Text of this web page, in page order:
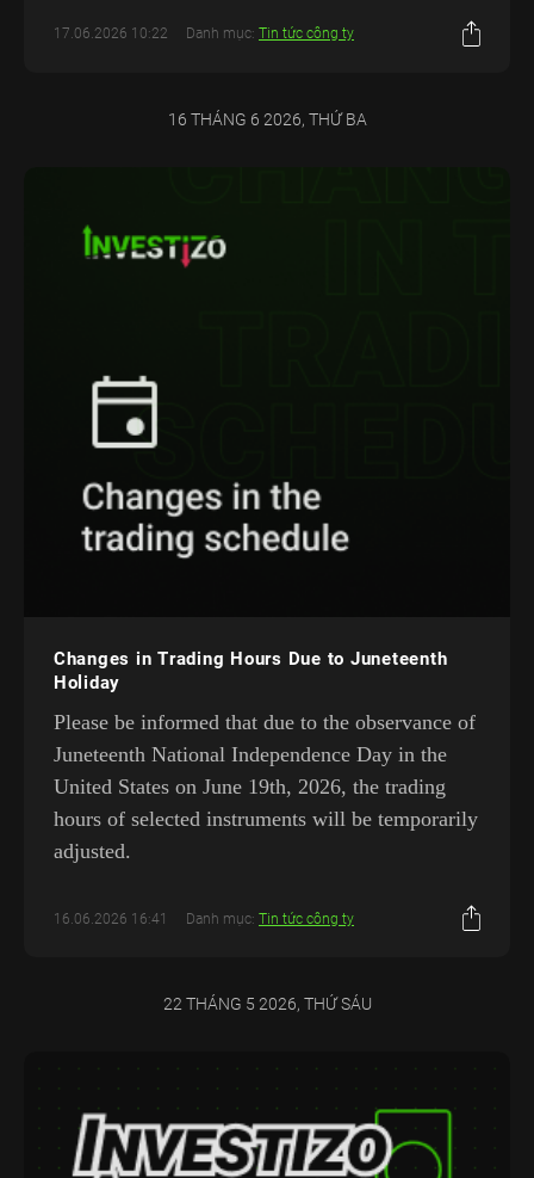
17.06.2026 10:22 Danh mục: Tin tức công ty
16 THÁNG 6 2026, THỨ BA
Changes in Trading Hours Due to Juneteenth
Holiday
Please be informed that due to the observance of
Juneteenth National Independence Day in the
United States on June 19th, 2026, the trading
hours of selected instruments will be temporarily
adjusted.
16.06.2026 16:41 Danh mục: Tin tức công ty
22 THÁNG 5 2026, THỨ SÁU